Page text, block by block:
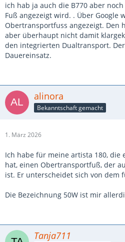
ich hab ja auch die B770 aber
Fuß angezeigt wird. . Über Google
Obertransportfuss angezeigt. Den
aber überhaupt nicht damit
den integrierten Dualtransport.
Dauereinsatz.
alinora
Bekanntschaft gemacht
1. März 2026
Ich habe für meine artista 180, die
hat, einen Obertransportfuß, der
ist. Er unterscheidet sich von dem
Die Bezeichnung 50W ist mir
Tanja711